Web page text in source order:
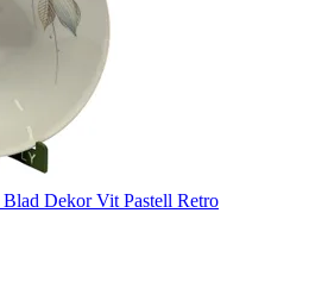
Dekor Vit Pastell Retro